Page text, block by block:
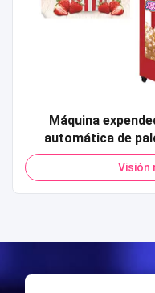
Máquina
automática de
tarjeta de crédito,
máquina
maíz para
Visión